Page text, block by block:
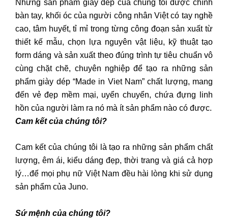
Những sản phẩm giày dép của chúng tôi được chính
bàn tay, khối óc của người công nhân Việt có tay nghề
cao, tâm huyết, tỉ mỉ trong từng công đoạn sản xuất từ
thiết kế mẫu, chọn lựa nguyên vật liệu, kỹ thuật tạo
form dáng và sản xuất theo đúng trình tự tiêu chuẩn vô
cùng chặt chẽ, chuyên nghiệp để tạo ra những sản
phẩm giày dép “Made in Viet Nam” chất lượng, mang
đến vẻ đẹp mềm mại, uyển chuyển, chứa đựng linh
hồn của người làm ra nó mà ít sản phẩm nào có được.
Cam kết của chúng tôi?
Cam kết của chúng tôi là tạo ra những sản phẩm chất
lượng, êm ái, kiểu dáng đẹp, thời trang và giá cả hợp
lý…để mọi phụ nữ Việt Nam đều hài lòng khi sử dụng
sản phẩm của Juno.
Sứ mệnh của chúng tôi?